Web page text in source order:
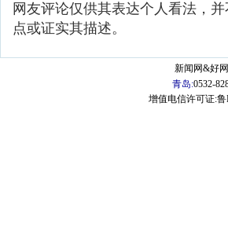
网友评论仅供其表达个人看法，
点或证实其描述。